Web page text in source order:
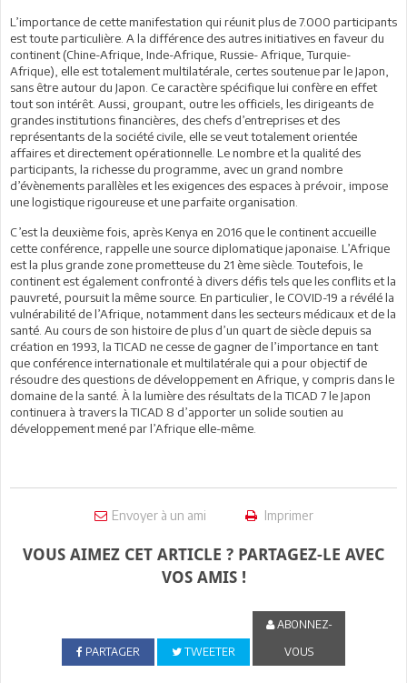
L’importance de cette manifestation qui réunit plus de 7.000 participants
est toute particulière. A la différence des autres initiatives en faveur du
continent (Chine-Afrique, Inde-Afrique, Russie- Afrique, Turquie-
Afrique), elle est totalement multilatérale, certes soutenue par le Japon,
sans être autour du Japon. Ce caractère spécifique lui confère en effet
tout son intérêt. Aussi, groupant, outre les officiels, les dirigeants de
grandes institutions financières, des chefs d’entreprises et des
représentants de la société civile, elle se veut totalement orientée
affaires et directement opérationnelle. Le nombre et la qualité des
participants, la richesse du programme, avec un grand nombre
d’évènements parallèles et les exigences des espaces à prévoir, impose
une logistique rigoureuse et une parfaite organisation.
C’est la deuxième fois, après Kenya en 2016 que le continent accueille
cette conférence, rappelle une source diplomatique japonaise. L’Afrique
est la plus grande zone prometteuse du 21 ème siècle. Toutefois, le
continent est également confronté à divers défis tels que les conflits et la
pauvreté, poursuit la même source. En particulier, le COVID-19 a révélé la
vulnérabilité de l’Afrique, notamment dans les secteurs médicaux et de la
santé. Au cours de son histoire de plus d’un quart de siècle depuis sa
création en 1993, la TICAD ne cesse de gagner de l’importance en tant
que conférence internationale et multilatérale qui a pour objectif de
résoudre des questions de développement en Afrique, y compris dans le
domaine de la santé. À la lumière des résultats de la TICAD 7 le Japon
continuera à travers la TICAD 8 d’apporter un solide soutien au
développement mené par l’Afrique elle-même.
Envoyer à un ami Imprimer
VOUS AIMEZ CET ARTICLE ? PARTAGEZ-LE AVEC
VOS AMIS !
PARTAGER TWEETER
ABONNEZ-
VOUS